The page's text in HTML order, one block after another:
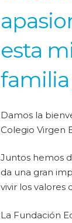
esta
familia
Damos la
Colegio Virgen
Juntos hemos
da una gran
vivir los valores
La Fundación